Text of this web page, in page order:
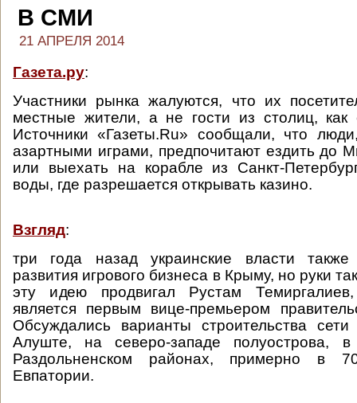
В СМИ
21 АПРЕЛЯ 2014
Газета.ру:
Участники рынка жалуются, что их
местные жители, а не гости из столиц, как
Источники «Газеты.Ru» сообщали, что
азартными играми, предпочитают ездить до
или выехать на корабле из Санкт-
воды, где разрешается открывать казино.
Взгляд:
три года назад украинские власти
развития игрового бизнеса в Крыму, но руки
эту идею продвигал Рустам
является первым вице-премьером
Обсуждались варианты строительства
Алуште, на северо-западе полуострова,
Раздольненском районах, примерно в
Евпатории.